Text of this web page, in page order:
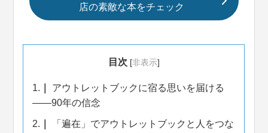
店の素敵な本をチェック
目次 [非表示]
1.
アウトレットブックに宿る思いを届ける
――90年の信念
2.
「遍在」でアウトレットブックと人をつな